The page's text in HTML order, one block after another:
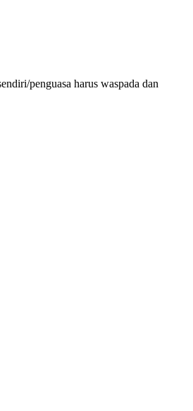
penguasa harus waspada dan